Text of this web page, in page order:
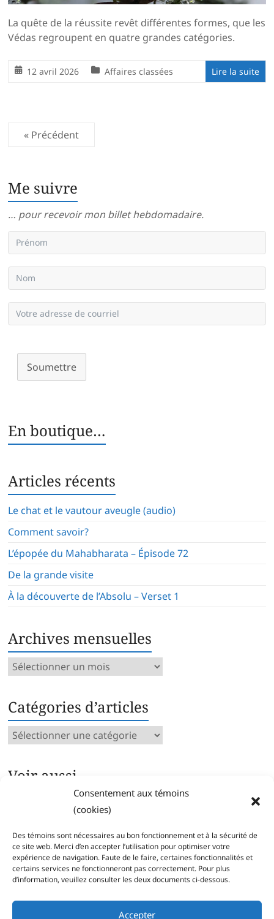
Consentement aux témoins
(cookies)
Des témoins sont nécessaires au bon fonctionnement et à la sécurité de
ce site web. Merci d’en accepter l’utilisation pour optimiser votre
expérience de navigation. Faute de le faire, certaines fonctionnalités et
certains services ne fonctionneront pas correctement. Pour plus
d’information, veuillez consulter les deux documents ci-dessous.
Accepter
La quête de la réussite revêt différentes formes, que les
Védas regroupent en quatre grandes catégories.
12 avril 2026 Affaires classées Lire la suite
« Précédent
Me suivre
… pour recevoir mon billet hebdomadaire.
Soumettre
En boutique…
Articles récents
Le chat et le vautour aveugle (audio)
Comment savoir?
L’épopée du Mahabharata – Épisode 72
De la grande visite
À la découverte de l’Absolu – Verset 1
Archives mensuelles
Archives
Catégories d’articles
Catégories
Voir aussi…
Articles parus par catégorie
Index des mots clés
Séries